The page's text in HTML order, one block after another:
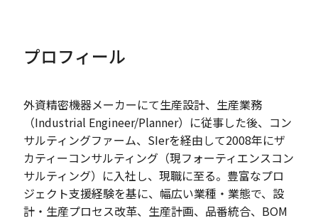
プロフィール
外資精密機器メーカーにて生産設計、生産業務
（Industrial Engineer/Planner）に従事した後、コン
サルティングファーム、SIerを経由して2008年にザ
カティーコンサルティング（現フォーティエンスコン
サルティング）に入社し、現職に至る。豊富なプロ
ジェクト支援経験を基に、幅広い業種・業態で、設
計・生産プロセス改革、生産計画、品番統合、BOM